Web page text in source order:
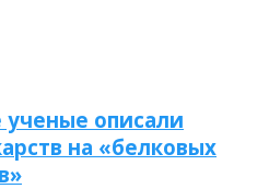
ученые описали
на «белковых